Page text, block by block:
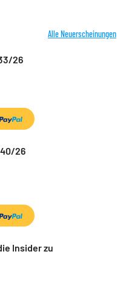
Alle Neuerscheinungen
26
26
Insider zu